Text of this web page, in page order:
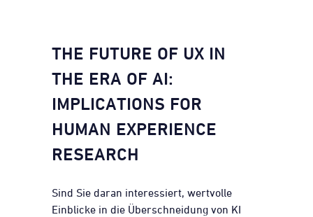
THE FUTURE OF UX IN
THE ERA OF AI:
IMPLICATIONS FOR
HUMAN EXPERIENCE
RESEARCH
Sind Sie daran interessiert, wertvolle
Einblicke in die Überschneidung von KI